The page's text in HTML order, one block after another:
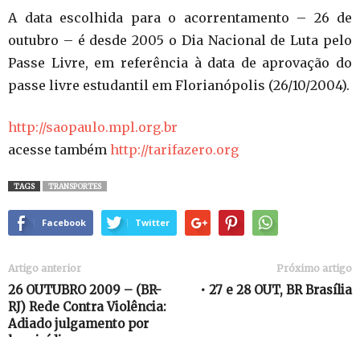
A data escolhida para o acorrentamento – 26 de
outubro – é desde 2005 o Dia Nacional de Luta pelo
Passe Livre, em referência à data de aprovação do
passe livre estudantil em Florianópolis (26/10/2004).
http://saopaulo.mpl.org.br
acesse também http://tarifazero.org
TAGS TRANSPORTES
Facebook Twitter
Artigo anterior
26 OUTUBRO 2009 – (BR-
RJ) Rede Contra Violência:
Adiado julgamento por
Próximo artigo
• 27 e 28 OUT, BR Brasília